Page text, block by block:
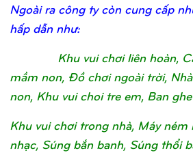
Ngoài ra công ty còn cung cấp
hấp dẫn như:
Khu vui chơi liên hoàn,
mầm non, Đồ chơi ngoài trời,
non, Khu vui choi tre em, Ban
Khu vui chơi trong nhà, Máy
nhạc, Súng bắn banh, Súng thổi